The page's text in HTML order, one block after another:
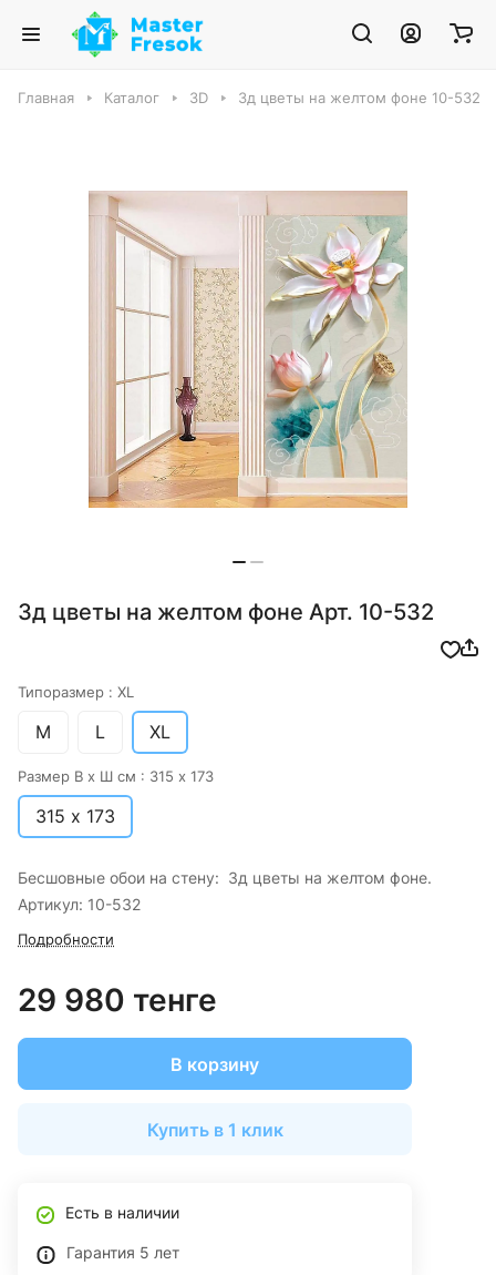
Главная Каталог 3D 3д цветы на желтом фоне 10-532
3д цветы на желтом фоне Арт. 10-532
Типоразмер : XL
M L XL
Размер В х Ш см : 315 х 173
315 х 173
Бесшовные обои на стену: 3д цветы на желтом фоне.
Артикул: 10-532
Подробности
29 980 тенге
В корзину
Купить в 1 клик
Есть в наличии
Гарантия 5 лет